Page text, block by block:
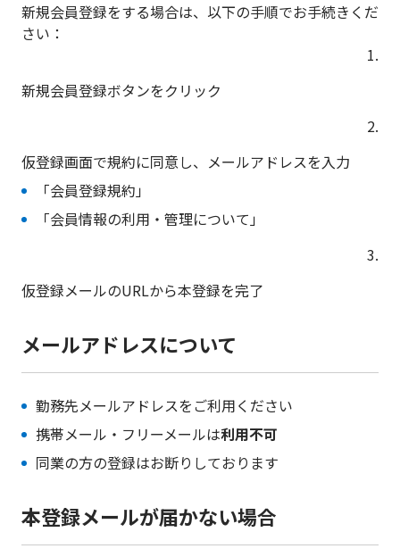
新規会員登録をする場合は、以下の手順でお手続きくだ
さい：
1.
新規会員登録ボタンをクリック
2.
仮登録画面で規約に同意し、メールアドレスを入力
「会員登録規約」
「会員情報の利用・管理について」
3.
仮登録メールのURLから本登録を完了
メールアドレスについて
勤務先メールアドレスをご利用ください
携帯メール・フリーメールは利用不可
同業の方の登録はお断りしております
本登録メールが届かない場合